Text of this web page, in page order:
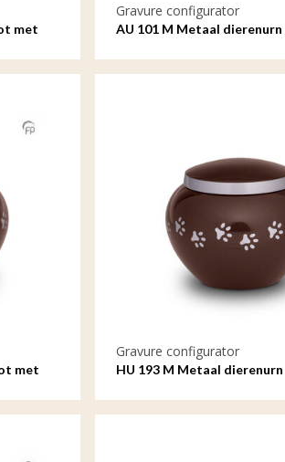
met
Gravure configurator
AU 101 M Metaal
met
Gravure configurator
HU 193 M Metaal